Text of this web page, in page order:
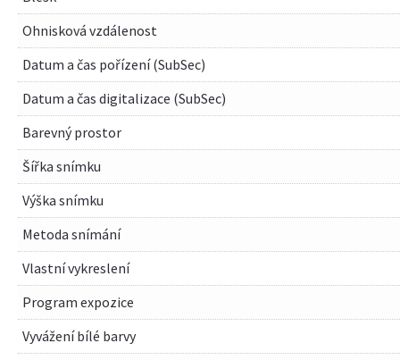
Ohnisková vzdálenost
Datum a čas pořízení (SubSec)
Datum a čas digitalizace (SubSec)
Barevný prostor
Šířka snímku
Výška snímku
Metoda snímání
Vlastní vykreslení
Program expozice
Vyvážení bílé barvy